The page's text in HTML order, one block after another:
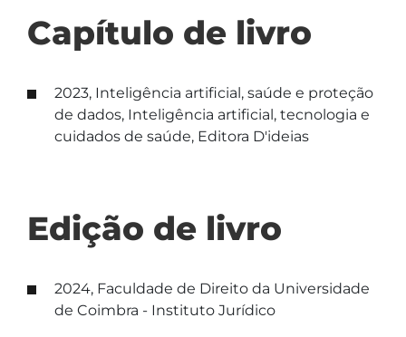
Capítulo de livro
2023, Inteligência artificial, saúde e proteção
de dados, Inteligência artificial, tecnologia e
cuidados de saúde, Editora D'ideias
Edição de livro
2024, Faculdade de Direito da Universidade
de Coimbra - Instituto Jurídico